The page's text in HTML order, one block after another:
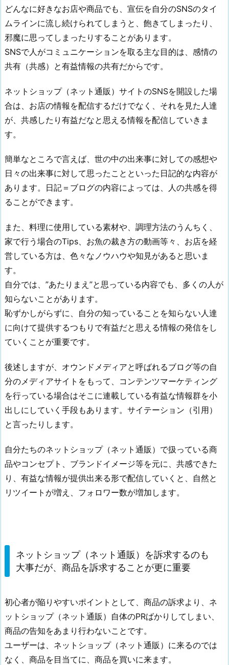
どんなに好きなお店や商品でも、宣伝を自分のSNSのタイ
ムラインに流し続けられてしまうと、飽きてしまったり、
邪魔に思ってしまったりすることがあります。
SNSで人がコミュニケーションを取る主な目的は、感情の
共有（共感）と有益情報の共有だからです。
ネットショップ（ネット通販）サイトのSNSを開設した場
合は、お店の情報を配信するだけでなく、それを見た人達
が、共感したり有益だなと思える情報を配信していきま
す。
簡単なところで言えば、世の中の出来事に対しての感想や
日々の出来事に対して思ったことといった日記的な内容が
あります。日記＝ブログの内容によっては、人の共感を得
ることができます。
また、料理に使用している素材や、調理方法のうんちく、
家で行う場合のTips、お魚の裁き方の動画等々、お店を経
営している方は、色々なノウハウや知見があると思いま
す。
自分では、”あたりまえ”と思っている内容でも、多くの人が
知らないことがあります。
恥ずかしがらずに、自分の知っていることを知らない人達
に向けて提供するつもりで有益だと思える情報の発信をし
ていくことが重要です。
後述しますが、オウンドメディアと呼ばれるブログ等の自
分のメディアサイトをもって、コンテンツマーケティング
を行っている場合はそこに連載している有益な情報群を小
出しにしていく手段もあります。サイテーション（引用）
と言ったりします。
自分たちのネットショップ（ネット通販）で扱っている商
品やコンセプト、ブランドイメージ等を元に、共感できた
り、有益な情報が提供出来る形で配信していくと、自然と
リツイートが増え、フォロワー数が増加します。
ネットショップ（ネット通販）を訴求するのも
大事だが、商品を訴求することが更に重要
初心者が陥りやすいポイントとして、商品の訴求より、ネ
ットショップ（ネット通販）自体のPRばかりしてしまい、
商品の告知をあまり行わないことです。
ユーザーは、ネットショップ（ネット通販）に来るのでは
なく、商品を目当てに、商品を買いに来ます。